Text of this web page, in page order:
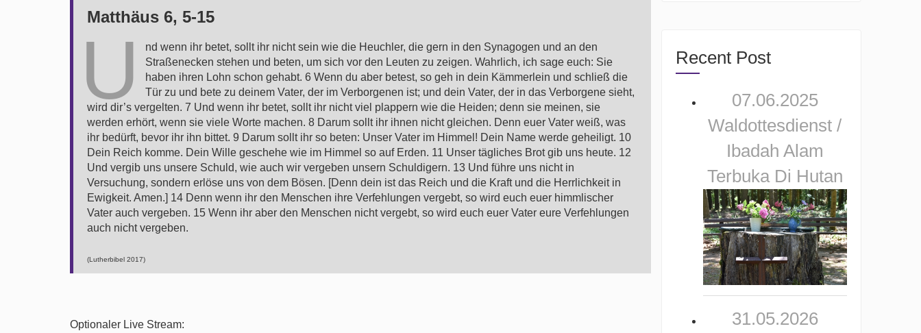
Matthäus 6, 5-15
U
nd wenn ihr betet, sollt ihr nicht sein wie die Heuchler, die gern in den Synagogen und an den
Straßenecken stehen und beten, um sich vor den Leuten zu zeigen. Wahrlich, ich sage euch: Sie
haben ihren Lohn schon gehabt. 6 Wenn du aber betest, so geh in dein Kämmerlein und schließ die
Tür zu und bete zu deinem Vater, der im Verborgenen ist; und dein Vater, der in das Verborgene sieht,
wird dir’s vergelten. 7 Und wenn ihr betet, sollt ihr nicht viel plappern wie die Heiden; denn sie meinen, sie
werden erhört, wenn sie viele Worte machen. 8 Darum sollt ihr ihnen nicht gleichen. Denn euer Vater weiß, was
ihr bedürft, bevor ihr ihn bittet. 9 Darum sollt ihr so beten: Unser Vater im Himmel! Dein Name werde geheiligt. 10
Dein Reich komme. Dein Wille geschehe wie im Himmel so auf Erden. 11 Unser tägliches Brot gib uns heute. 12
Und vergib uns unsere Schuld, wie auch wir vergeben unsern Schuldigern. 13 Und führe uns nicht in
Versuchung, sondern erlöse uns von dem Bösen. [Denn dein ist das Reich und die Kraft und die Herrlichkeit in
Ewigkeit. Amen.] 14 Denn wenn ihr den Menschen ihre Verfehlungen vergebt, so wird euch euer himmlischer
Vater auch vergeben. 15 Wenn ihr aber den Menschen nicht vergebt, so wird euch euer Vater eure Verfehlungen
auch nicht vergeben.
(Lutherbibel 2017)
Optionaler Live Stream:
Recent Post
07.06.2025
Waldottesdienst /
Ibadah Alam
Terbuka Di Hutan
31.05.2026